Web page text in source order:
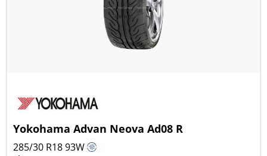
Yokohama Advan Neova Ad08 R
285/30 R1893W